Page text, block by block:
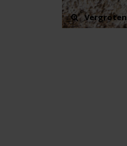
Vergroten